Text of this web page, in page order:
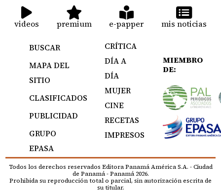
videos premium e-papper mis noticias
BUSCAR
MAPA DEL
SITIO
CLASIFICADOS
PUBLICIDAD
GRUPO
EPASA
CRÍTICA
DÍA A
DÍA
MUJER
CINE
RECETAS
IMPRESOS
MIEMBRO
DE:
Todos los derechos reservados Editora Panamá América S.A. - Ciudad
de Panamá - Panamá 2026.
Prohibida su reproducción total o parcial, sin autorización escrita de
su titular.